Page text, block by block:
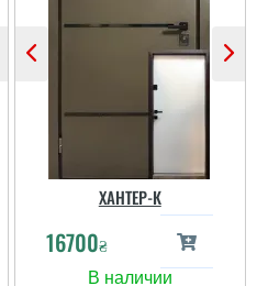
ХАНТЕР-К
16700₴